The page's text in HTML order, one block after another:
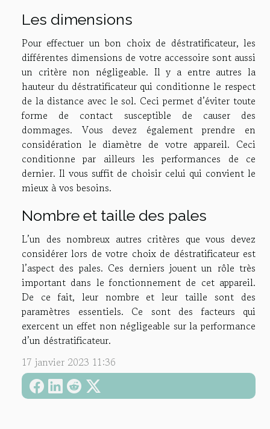
Les dimensions
Pour effectuer un bon choix de déstratificateur, les
différentes dimensions de votre accessoire sont aussi
un critère non négligeable. Il y a entre autres la
hauteur du déstratificateur qui conditionne le respect
de la distance avec le sol. Ceci permet d’éviter toute
forme de contact susceptible de causer des
dommages. Vous devez également prendre en
considération le diamètre de votre appareil. Ceci
conditionne par ailleurs les performances de ce
dernier. Il vous suffit de choisir celui qui convient le
mieux à vos besoins.
Nombre et taille des pales
L’un des nombreux autres critères que vous devez
considérer lors de votre choix de déstratificateur est
l’aspect des pales. Ces derniers jouent un rôle très
important dans le fonctionnement de cet appareil.
De ce fait, leur nombre et leur taille sont des
paramètres essentiels. Ce sont des facteurs qui
exercent un effet non négligeable sur la performance
d’un déstratificateur.
17 janvier 2023 11:36